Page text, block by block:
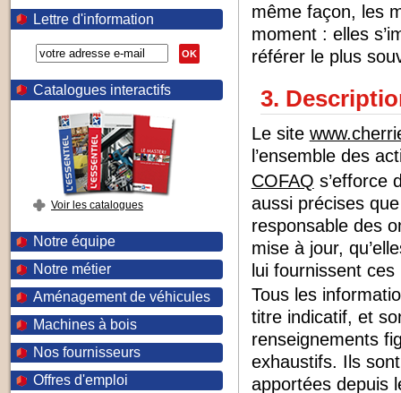
Lettre d'information
OK
Catalogues interactifs
Voir les catalogues
Notre équipe
Notre métier
Aménagement de véhicules
Machines à bois
Nos fournisseurs
Offres d'emploi
même façon, les
moment : elles
référer le plus
3.
Le site
l’ensemble des
COFAQ s’efforce
aussi précises
responsable des
mise à jour,
lui fournissent
Tous les
titre indicatif, et
renseignements
exhaustifs. Ils
apportées depuis